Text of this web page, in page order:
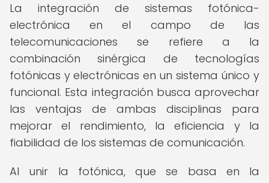
La integración de sistemas fotónica-
electrónica en el campo de las
telecomunicaciones se refiere a la
combinación sinérgica de tecnologías
fotónicas y electrónicas en un sistema único y
funcional. Esta integración busca aprovechar
las ventajas de ambas disciplinas para
mejorar el rendimiento, la eficiencia y la
fiabilidad de los sistemas de comunicación.
Al unir la fotónica, que se basa en la